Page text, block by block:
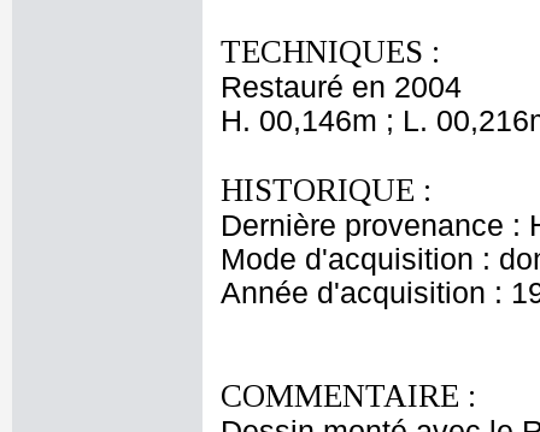
TECHNIQUES :
Restauré en 2004
H. 00,146m ; L.
HISTORIQUE :
Dernière provenance :
Mode d'acquisition :
Année d'acquisition :
COMMENTAIRE :